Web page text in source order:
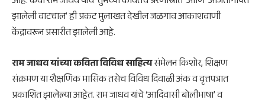
झालेली वाटचाल’ ही प्रकट मुलाखत देखील जळगाव आकाशवाणी
केंद्रावरून प्रसारीत झालेली आहे.
राम जाधव यांच्या कविता विविध साहित्यसंमेलन किशोर, शिक्षण
संक्रमण या शैक्षणिक मासिक तसेच विविध दिवाळी अंक व वृत्तपत्रात
प्रकाशित झालेल्या आहेत. राम जाधव यांचे ‘आदिवासी बोलीभाषा’ व